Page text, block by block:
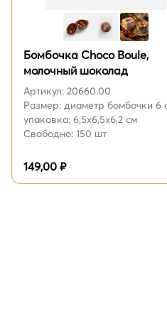
Бомбочка Choсo Boule,
молочный шоколад
Артикул: 20660.00
Размер: диаметр бомбочки 6
упаковка: 6,5х6,5х6,2 см
Свободно: 150 шт
149,00 ₽